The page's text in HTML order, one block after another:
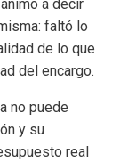
a decir
faltó lo
de lo que
del encargo.
no puede
y su
real